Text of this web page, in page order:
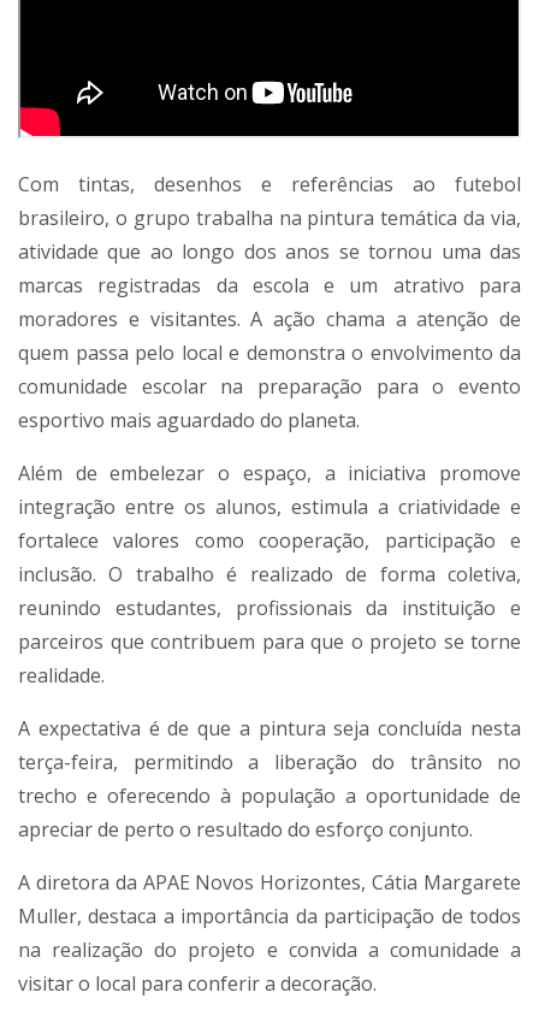
Com tintas, desenhos e referências ao futebol
brasileiro, o grupo trabalha na pintura temática da via,
atividade que ao longo dos anos se tornou uma das
marcas registradas da escola e um atrativo para
moradores e visitantes. A ação chama a atenção de
quem passa pelo local e demonstra o envolvimento da
comunidade escolar na preparação para o evento
esportivo mais aguardado do planeta.
Além de embelezar o espaço, a iniciativa promove
integração entre os alunos, estimula a criatividade e
fortalece valores como cooperação, participação e
inclusão. O trabalho é realizado de forma coletiva,
reunindo estudantes, profissionais da instituição e
parceiros que contribuem para que o projeto se torne
realidade.
A expectativa é de que a pintura seja concluída nesta
terça-feira, permitindo a liberação do trânsito no
trecho e oferecendo à população a oportunidade de
apreciar de perto o resultado do esforço conjunto.
A diretora da APAE Novos Horizontes, Cátia Margarete
Muller, destaca a importância da participação de todos
na realização do projeto e convida a comunidade a
visitar o local para conferir a decoração.